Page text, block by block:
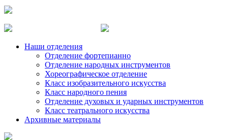
Наши отделения
Отделение фортепианно
Отделение народных инструментов
Хореографическое отделение
Класс изобразительного искусства
Класс народного пения
Отделение духовых и ударных инструментов
Класс театрального искусства
Архивные материалы